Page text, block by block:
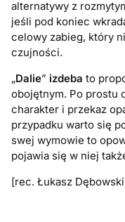
alternatywy z
jeśli pod koniec
celowy zabieg, który
czujności.
„Dalie” izdeba to
obojętnym. Po prostu
charakter i przekaz
przypadku warto się
swej wymowie to
pojawia się w niej
[rec. Łukasz